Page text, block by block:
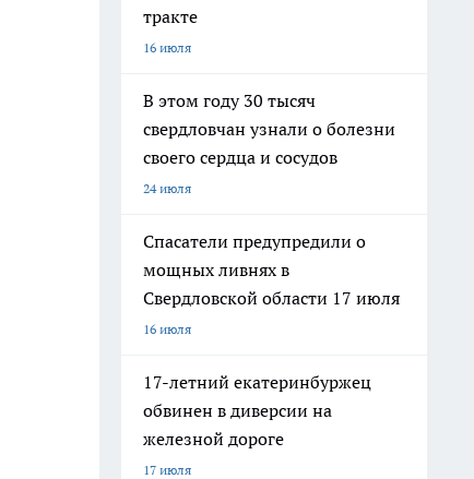
тракте
16 июля
В этом году 30 тысяч
свердловчан узнали о болезни
своего сердца и сосудов
24 июля
Спасатели предупредили о
мощных ливнях в
Свердловской области 17 июля
16 июля
17-летний екатеринбуржец
обвинен в диверсии на
железной дороге
17 июля